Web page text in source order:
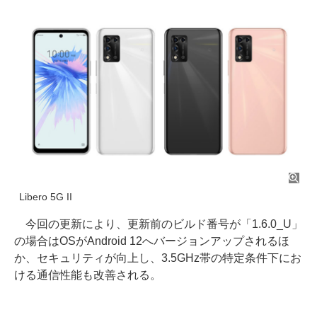
Libero 5G II
今回の更新により、更新前のビルド番号が「1.6.0_U」
の場合はOSがAndroid 12へバージョンアップされるほ
か、セキュリティが向上し、3.5GHz帯の特定条件下にお
ける通信性能も改善される。